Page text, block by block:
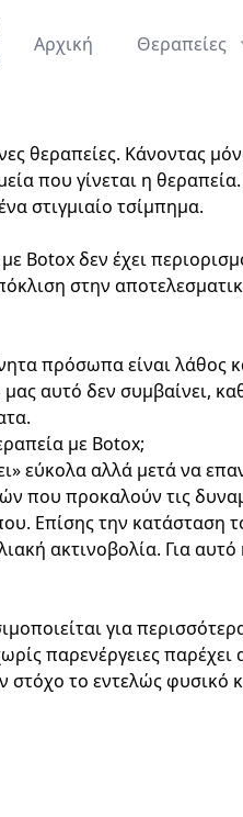
Αρχική Θεραπείες
θεραπείες. Κάνοντας
που γίνεται η
στιγμιαίο τσίμπημα.
με Botox δεν έχει
στην
πρόσωπα είναι λάθος
αυτό δεν συμβαίνει,
με Botox;
εύκολα αλλά μετά να
που προκαλούν τις
Επίσης την κατάσταση
ακτινοβολία. Για
για
παρενέργειες
στόχο το εντελώς